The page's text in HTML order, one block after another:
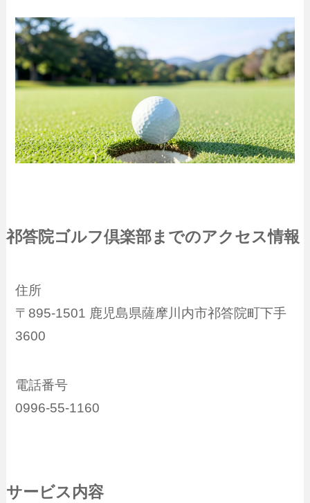
祁答院ゴルフ倶楽部までのアクセス情報
住所
〒895-1501 鹿児島県薩摩川内市祁答院町下手
3600
電話番号
0996-55-1160
サービス内容